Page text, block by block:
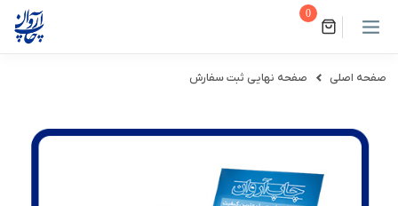
0
صفحه اصلی صفحه نهایی ثبت سفارش